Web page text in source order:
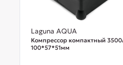
Laguna AQUA
Компрессор компактный
100*57*51мм